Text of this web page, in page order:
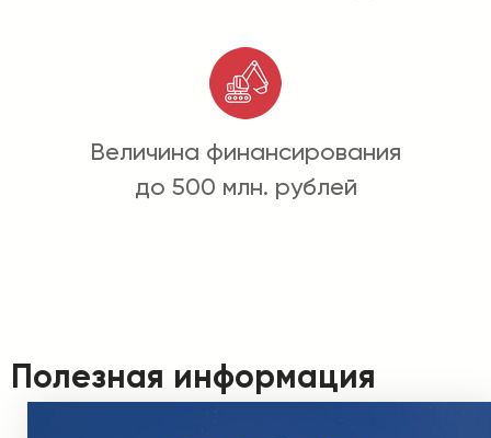
Величина финансирования
до 500 млн. рублей
Полезная информация